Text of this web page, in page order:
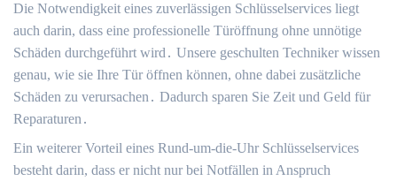
Die Notwendigkeit eines zuverlässigen Schlüsselservices liegt
auch darin, dass eine professionelle Türöffnung ohne unnötige
Schäden durchgeführt wird․ Unsere geschulten Techniker wissen
genau, wie sie Ihre Tür öffnen können, ohne dabei zusätzliche
Schäden zu verursachen․ Dadurch sparen Sie Zeit und Geld für
Reparaturen․
Ein weiterer Vorteil eines Rund-um-die-Uhr Schlüsselservices
besteht darin, dass er nicht nur bei Notfällen in Anspruch